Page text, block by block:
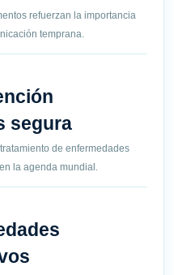
refuerzan la importancia
temprana.
segura
de enfermedades
la agenda mundial.